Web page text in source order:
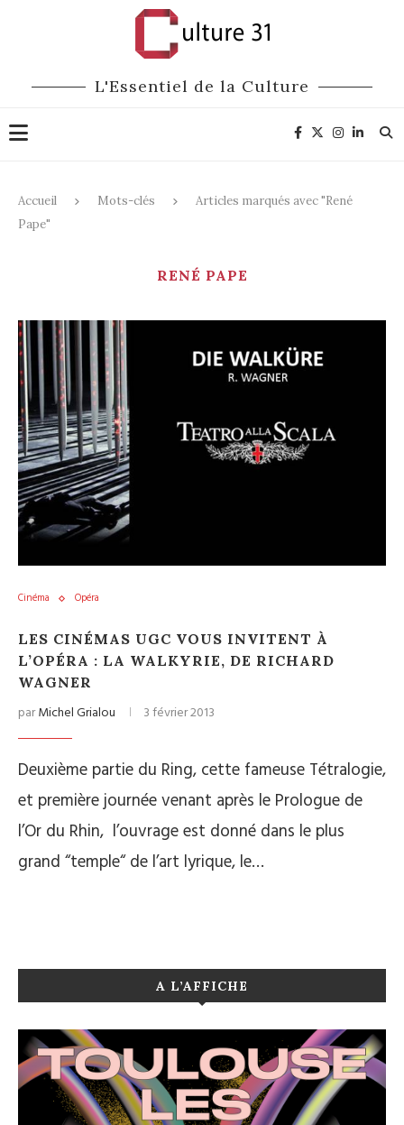
L'Essentiel de la Culture
Accueil Mots-clés
Articles marqués avec "René
Pape"
RENÉ PAPE
Cinéma Opéra
LES CINÉMAS UGC VOUS INVITENT À
L’OPÉRA : LA WALKYRIE, DE RICHARD
WAGNER
parMichel Grialou 3 février 2013
Deuxième partie du Ring, cette fameuse Tétralogie,
et première journée venant après le Prologue de
l’Or du Rhin, l’ouvrage est donné dans le plus
grand “temple“ de l’art lyrique, le…
A L’AFFICHE